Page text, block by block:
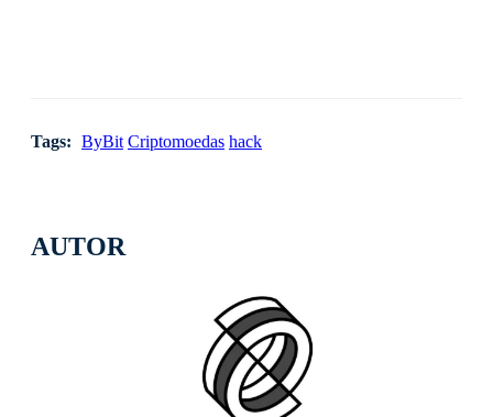
AUTOR
Tags: ByBit Criptomoedas hack